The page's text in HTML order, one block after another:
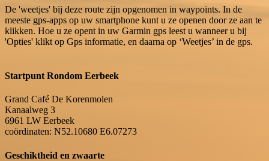
De 'weetjes' bij deze route zijn opgenomen in waypoints. In de
meeste gps-apps op uw smartphone kunt u ze openen door ze aan te
klikken. Hoe u ze opent in uw Garmin gps leest u wanneer u bij
'Opties' klikt op Gps informatie, en daarna op ‘Weetjes’ in de gps.
Startpunt Rondom Eerbeek
Grand Café De Korenmolen
Kanaalweg 3
6961 LW Eerbeek
coördinaten: N52.10680 E6.07273
Geschiktheid en zwaarte